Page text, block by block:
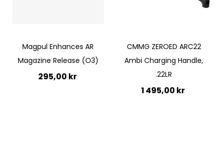
Magpul Enhances AR
Magazine Release (O3)
295,00 kr
CMMG ZEROED ARC22
Ambi Charging Handle,
.22LR
1 495,00 kr